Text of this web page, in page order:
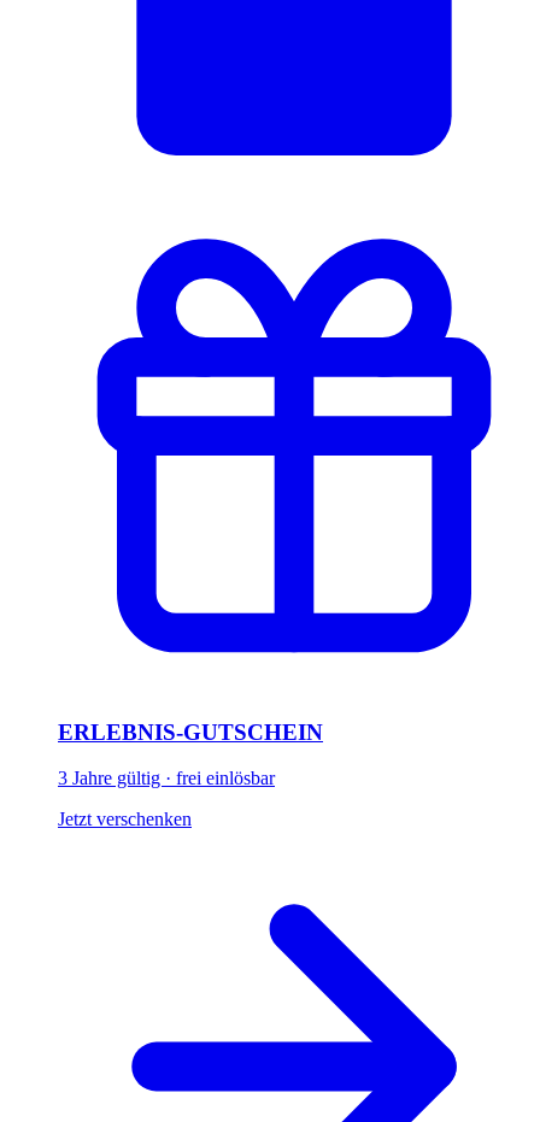
ERLEBNIS-GUTSCHEIN
3 Jahre gültig · frei einlösbar
Jetzt verschenken